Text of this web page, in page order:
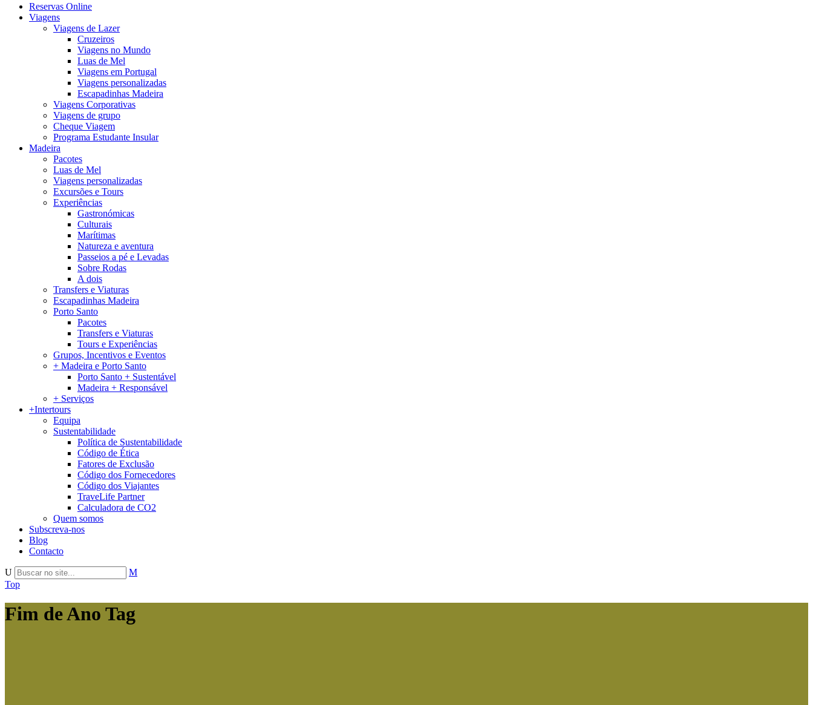
Reservas Online
Viagens
Viagens de Lazer
Cruzeiros
Viagens no Mundo
Luas de Mel
Viagens em Portugal
Viagens personalizadas
Escapadinhas Madeira
Viagens Corporativas
Viagens de grupo
Cheque Viagem
Programa Estudante Insular
Madeira
Pacotes
Luas de Mel
Viagens personalizadas
Excursões e Tours
Experiências
Gastronómicas
Culturais
Marítimas
Natureza e aventura
Passeios a pé e Levadas
Sobre Rodas
A dois
Transfers e Viaturas
Escapadinhas Madeira
Porto Santo
Pacotes
Transfers e Viaturas
Tours e Experiências
Grupos, Incentivos e Eventos
+ Madeira e Porto Santo
Porto Santo + Sustentável
Madeira + Responsável
+ Serviços
+Intertours
Equipa
Sustentabilidade
Política de Sustentabilidade
Código de Ética
Fatores de Exclusão
Código dos Fornecedores
Código dos Viajantes
TraveLife Partner
Calculadora de CO2
Quem somos
Subscreva-nos
Blog
Contacto
Top
Fim de Ano Tag